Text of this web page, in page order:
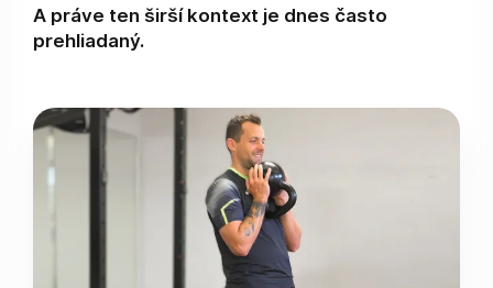
A práve ten širší kontext je dnes často
prehliadaný.